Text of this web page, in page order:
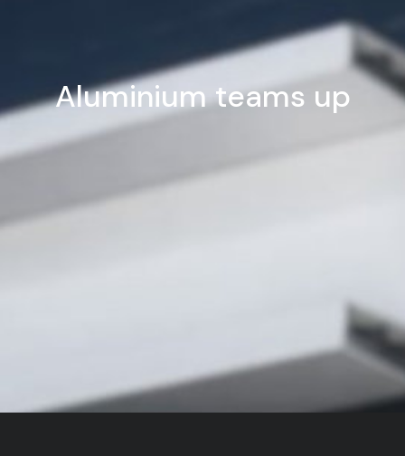
Aluminium teams up